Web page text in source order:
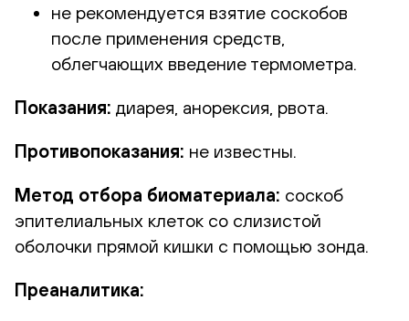
не рекомендуется взятие соскобов
после применения средств,
облегчающих введение термометра.
Показания: диарея, анорексия, рвота.
Противопоказания: не известны.
Метод отбора биоматериала: соскоб
эпителиальных клеток со слизистой
оболочки прямой кишки с помощью зонда.
Преаналитика: